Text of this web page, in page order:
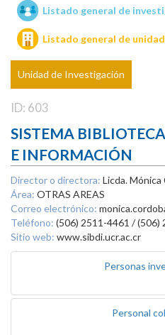
Unidades de
Listado general de
Listado general de
Unidad de Investigación
ID: 603
SISTEMA
E INFORMACIÓN
Director o directora: Licda. Mónica
Área: OTRAS AREAS
Correo electrónico:
Teléfono: (506) 2511-4461 / (506)
Sitio web: www.sibdi.ucr.ac.cr
Personas
Personal